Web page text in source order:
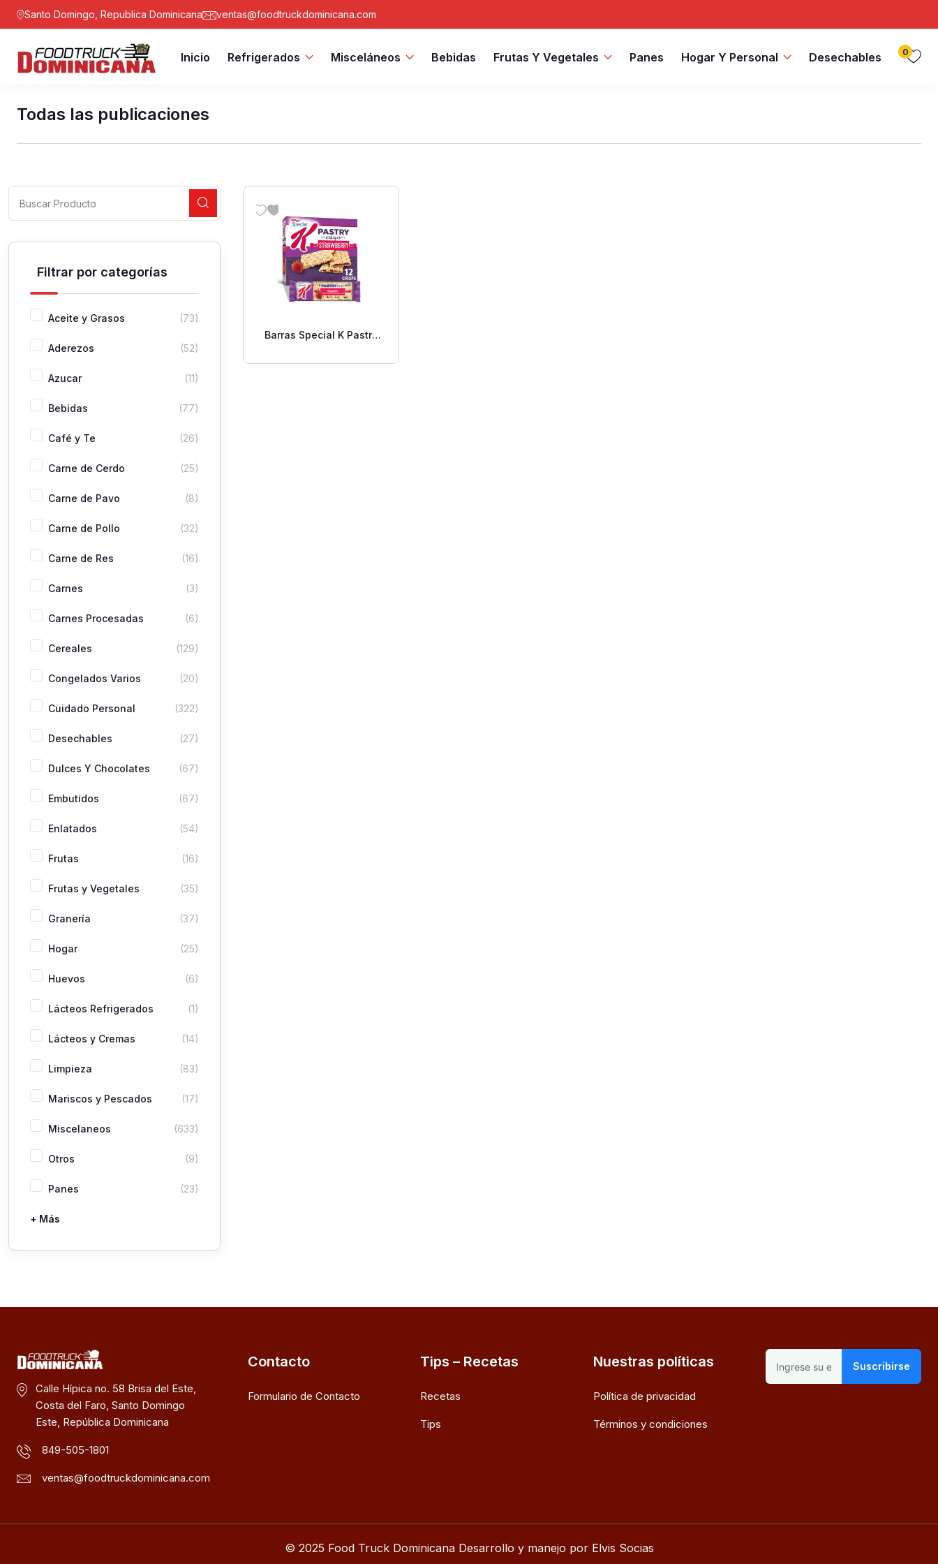
Santo Domingo, Republica Dominicana ventas@foodtruckdominicana.com
Inicio Refrigerados Misceláneos Bebidas Frutas Y Vegetales Panes Hogar Y Personal Desechables 0
Todas las publicaciones
Filtrar por categorías
Aceite y Grasos (73)
Aderezos (52)
Azucar (11)
Bebidas (77)
Café y Te (26)
Carne de Cerdo (25)
Carne de Pavo (8)
Carne de Pollo (32)
Carne de Res (16)
Carnes (3)
Carnes Procesadas (6)
Cereales (129)
Congelados Varios (20)
Cuidado Personal (322)
Desechables (27)
Dulces Y Chocolates (67)
Embutidos (67)
Enlatados (54)
Frutas (16)
Frutas y Vegetales (35)
Granería (37)
Hogar (25)
Huevos (6)
Lácteos Refrigerados (1)
Lácteos y Cremas (14)
Limpieza (83)
Mariscos y Pescados (17)
Miscelaneos (633)
Otros (9)
Panes (23)
Pastas
Picaderas
Sazones y Salsas
Vegetales
+ Más
Barras Special K Pastry
Calle Hípica no. 58 Brisa del Este,
Costa del Faro, Santo Domingo
Este, República Dominicana
849-505-1801
ventas@foodtruckdominicana.com
Contacto
Formulario de Contacto
Tips – Recetas
Recetas
Tips
Nuestras políticas
Política de privacidad
Términos y condiciones
Suscribirse
© 2025 Food Truck Dominicana Desarrollo y manejo por Elvis Socias